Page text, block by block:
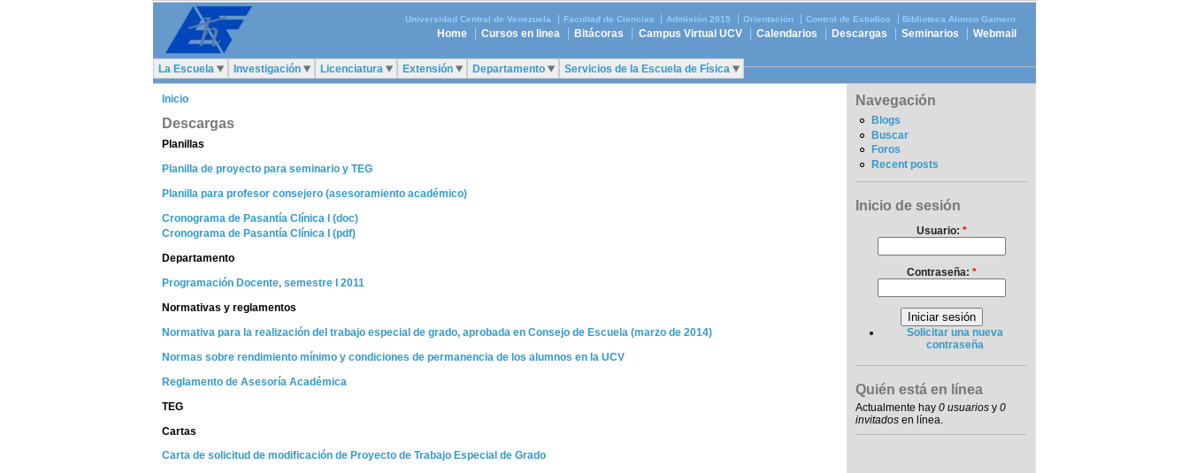
Universidad Central de Venezuela Facultad de Ciencias Admisión 2015 Orientación Control de Estudios Biblioteca Alonso Gamero
Home Cursos en linea Bitácoras Campus Virtual UCV Calendarios Descargas Seminarios Webmail
La Escuela Investigación Licenciatura Extensión Departamento Servicios de la Escuela de Física
Inicio
Descargas
Planillas
Planilla de proyecto para seminario y TEG
Planilla para profesor consejero (asesoramiento académico)
Cronograma de Pasantía Clínica I (doc)
Cronograma de Pasantía Clínica I (pdf)
Departamento
Programación Docente, semestre I 2011
Normativas y reglamentos
Normativa para la realización del trabajo especial de grado, aprobada en Consejo de Escuela (marzo de 2014)
Normas sobre rendimiento mínimo y condiciones de permanencia de los alumnos en la UCV
Reglamento de Asesoría Académica
TEG
Cartas
Carta de solicitud de modificación de Proyecto de Trabajo Especial de Grado
Navegación
Blogs
Buscar
Foros
Recent posts
Inicio de sesión
Usuario: *
Contraseña: *
Solicitar una nueva
contraseña
Quién está en línea
Actualmente hay 0 usuarios y 0
invitados en línea.